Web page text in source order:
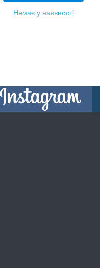
Немає у наявності